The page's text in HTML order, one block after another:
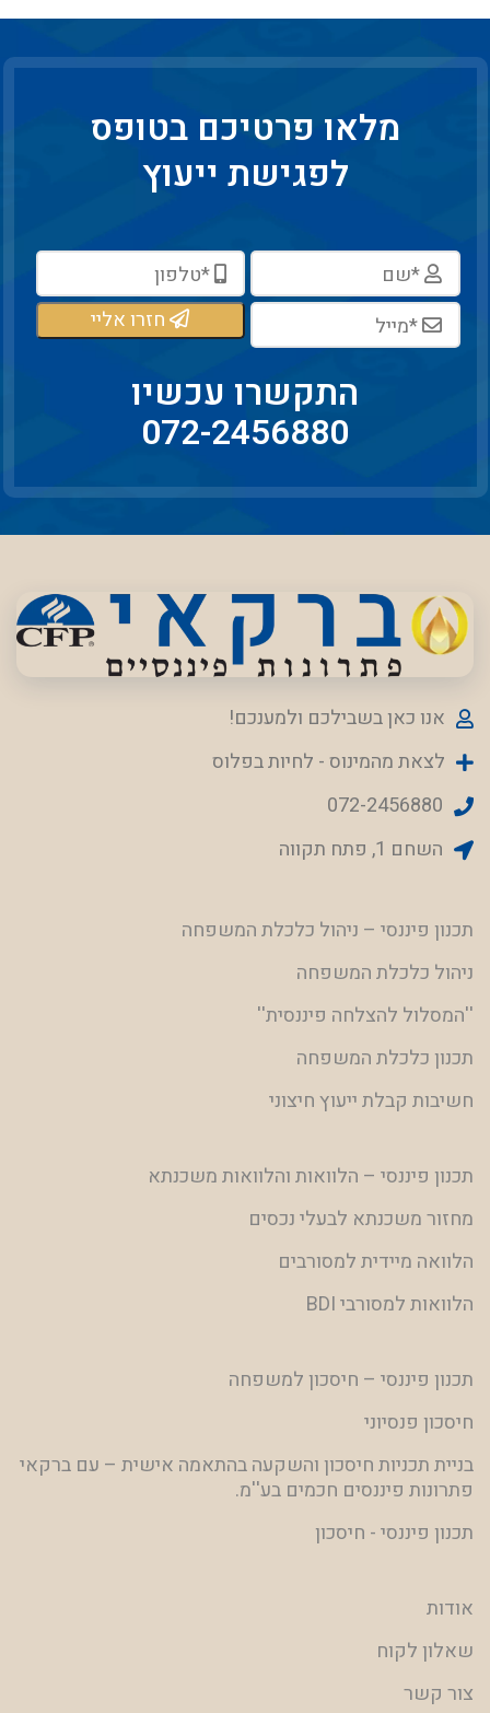
מלאו פרטיכם בטופס
לפגישת ייעוץ
חזרו אליי
התקשרו עכשיו
072-2456880
אנו כאן בשבילכם ולמענכם!
לצאת מהמינוס - לחיות בפלוס
072-2456880
השחם 1, פתח תקווה
תכנון פיננסי – ניהול כלכלת המשפחה
ניהול כלכלת המשפחה
''המסלול להצלחה פיננסית''
תכנון כלכלת המשפחה
חשיבות קבלת ייעוץ חיצוני
תכנון פיננסי – הלוואות והלוואות משכנתא
מחזור משכנתא לבעלי נכסים
הלוואה מיידית למסורבים
הלוואות למסורבי BDI
תכנון פיננסי – חיסכון למשפחה
חיסכון פנסיוני
בניית תכניות חיסכון והשקעה בהתאמה אישית – עם ברקאי
פתרונות פיננסים חכמים בע''מ.
תכנון פיננסי - חיסכון
אודות
שאלון לקוח
צור קשר